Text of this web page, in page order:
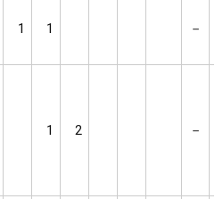
1 1 －
1 2 －